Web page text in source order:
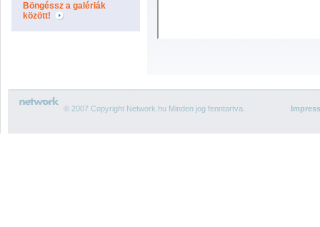
Böngéssz a galériák
között!
© 2007 Copyright Network.hu Minden jog fenntartva.